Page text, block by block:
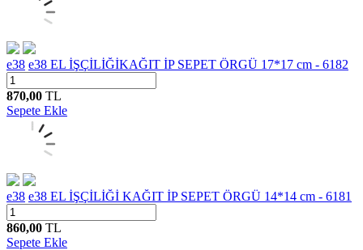
e38 e38 EL İŞÇİLİĞİKAĞIT İP SEPET ÖRGÜ 17*17 cm - 6182
870,00 TL
Sepete Ekle
e38 e38 EL İŞÇİLİĞİ KAĞIT İP SEPET ÖRGÜ 14*14 cm - 6181
860,00 TL
Sepete Ekle